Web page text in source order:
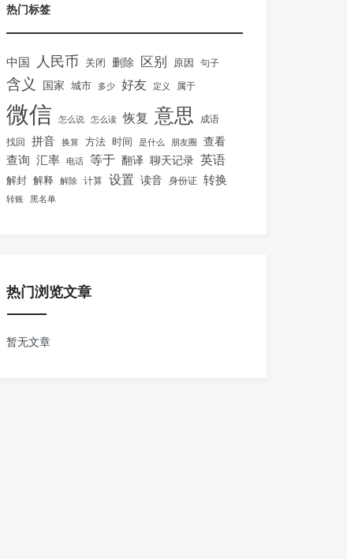
热门标签
中国 人民币 关闭 删除 区别 原因 句子
含义 国家 城市 多少 好友 定义 属于
微信 怎么说 怎么读 恢复 意思 成语
找回 拼音 换算 方法 时间 是什么 朋友圈 查看
查询 汇率 电话 等于 翻译 聊天记录 英语
解封 解释 解除 计算 设置 读音 身份证 转换
转账 黑名单
热门浏览文章
暂无文章